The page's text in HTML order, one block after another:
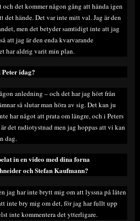
det kommer någon gång att hända igen
hände. Det var inte mitt val. Jag är den
men det betyder samtidigt inte att jag
att jag är den enda kvarvarande
har aldrig varit min plan.
idag?
anledning – och det har jag hört från
så slutar man höra av sig. Det kan ju
har något att prata om längre, och i Peters
det radiotystnad men jag hoppas att vi kan
dag.
in en video med dina forna
och Stefan Kaufmann?
jag har inte brytt mig om att lyssna på låten
inte bry mig om det, för jag har fullt upp
inte kommentera det ytterligare.